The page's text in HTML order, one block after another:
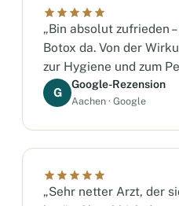
„Bin absolut zufrieden
Botox da. Von der
zur Hygiene und zum
G
Google-Rezension
Aachen · Google
„Sehr netter Arzt, der